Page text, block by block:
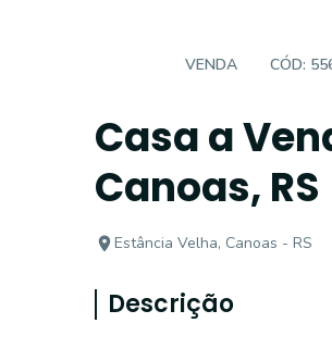
VENDA CÓD:
Casa a
Canoas, RS
Estância Velha, Canoas - RS
Descrição